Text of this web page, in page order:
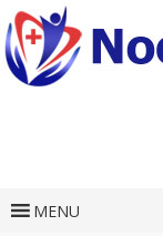
MENU